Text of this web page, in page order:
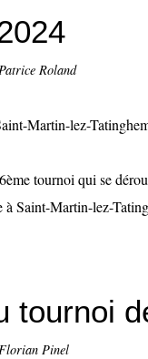
Roland
tournoi qui se
Saint-Martin-lez-
tournoi
Pinel